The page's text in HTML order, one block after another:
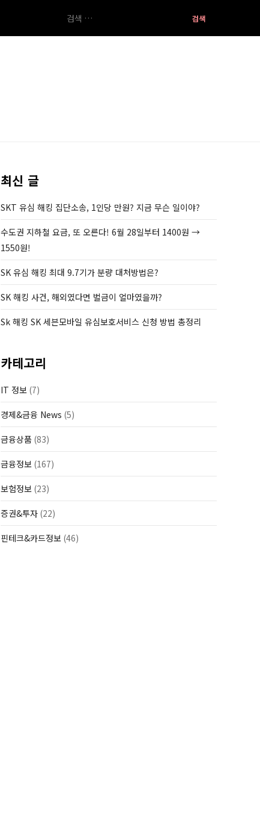
색:
최신 글
SKT 유심 해킹 집단소송, 1인당 만원? 지금 무슨 일이야?
수도권 지하철 요금, 또 오른다! 6월 28일부터 1400원 →
1550원!
SK 유심 해킹 최대 9.7기가 분량 대처방법은?
SK 해킹 사건, 해외였다면 벌금이 얼마였을까?
Sk 해킹 SK 세븐모바일 유심보호서비스 신청 방법 총정리
카테고리
IT 정보 (7)
경제&금융 News (5)
금융상품 (83)
금융정보 (167)
보험정보 (23)
증권&투자 (22)
핀테크&카드정보 (46)